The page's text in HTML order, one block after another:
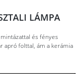
LÁMPA
és fényes
apró folttal, ám a kerámia